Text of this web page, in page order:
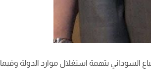
بتهمة استغلال موارد الدولة وفيما